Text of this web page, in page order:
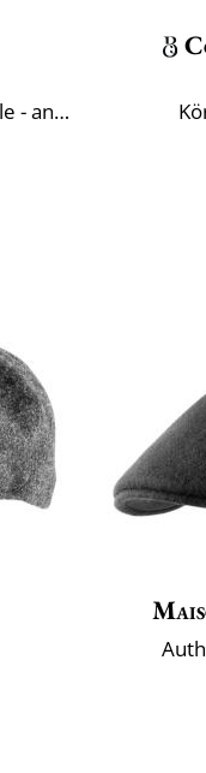
Wolle - Polyester - Acryl - baumwolle - andere Fasern